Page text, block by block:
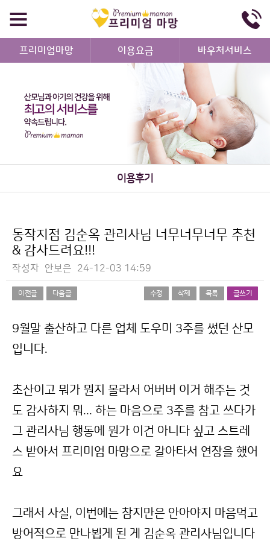
프리미엄마망 이용요금 바우처서비스
이용후기
동작지점 김순옥 관리사님 너무너무너무 추천
& 감사드려요!!!
작성자 안보은 24-12-03 14:59
이전글 다음글 수정 삭제 목록 글쓰기
본문
9월말 출산하고 다른 업체 도우미 3주를 썼던 산모
입니다.
초산이고 뭐가 뭔지 몰라서 어버버 이거 해주는 것
도 감사하지 뭐... 하는 마음으로 3주를 참고 쓰다가
그 관리사님 행동에 뭔가 이건 아니다 싶고 스트레
스 받아서 프리미엄 마망으로 갈아타서 연장을 했어
요
그래서 사실, 이번에는 참지만은 안아야지 마음먹고
방어적으로 만나뵙게 된 게 김순옥 관리사님입니다